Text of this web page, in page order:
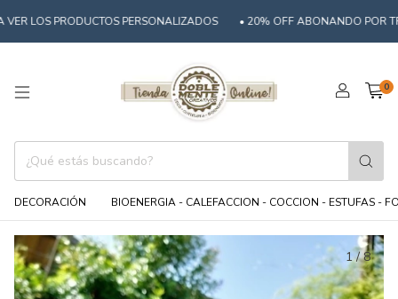
PRODUCTOS PERSONALIZADOS • 20% OFF ABONANDO POR
0
DECORACIÓN BIOENERGIA - CALEFACCION - COCCION - ESTUFAS -
1/8